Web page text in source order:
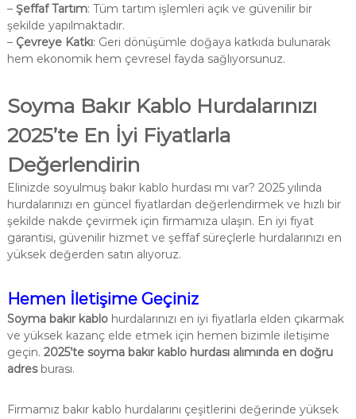
– Şeffaf Tartım: Tüm tartım işlemleri açık ve güvenilir bir
şekilde yapılmaktadır.
– Çevreye Katkı: Geri dönüşümle doğaya katkıda bulunarak
hem ekonomik hem çevresel fayda sağlıyorsunuz.
Soyma Bakır Kablo Hurdalarınızı
2025’te En İyi Fiyatlarla
Değerlendirin
Elinizde soyulmuş bakır kablo hurdası mı var? 2025 yılında
hurdalarınızı en güncel fiyatlardan değerlendirmek ve hızlı bir
şekilde nakde çevirmek için firmamıza ulaşın. En iyi fiyat
garantisi, güvenilir hizmet ve şeffaf süreçlerle hurdalarınızı en
yüksek değerden satın alıyoruz.
Hemen İletişime Geçiniz
Soyma bakır kablohurdalarınızı en iyi fiyatlarla elden çıkarmak
ve yüksek kazanç elde etmek için hemen bizimle iletişime
geçin. 2025’te soyma bakır kablo hurdası alımında en doğru
adresburası.
Firmamız bakır kablo hurdalarını çeşitlerini değerinde yüksek